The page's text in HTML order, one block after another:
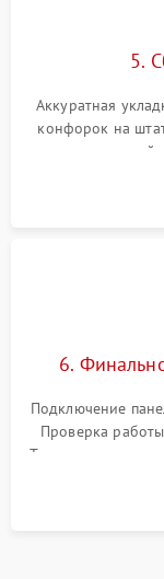
5.
Аккуратная
конфорок на
проверкой
6.
Подключение
Проверка
Тестирование